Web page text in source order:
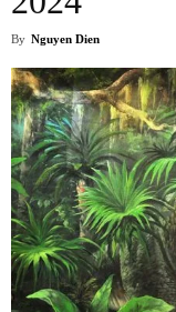
By Nguyen Dien